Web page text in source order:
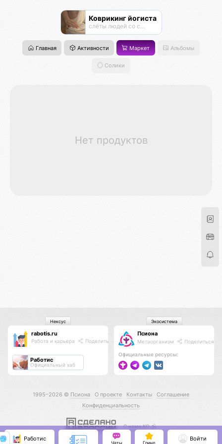
Коврикинг йогиста
слёты людей со своими ковриками в парках . Сатва садхана
Главная Активности Маркет Альбомы
Солики
Нет продуктов
rabotis.ru
Работа и карьера Поделиться
Работис
Официальный хаб
Нексус
Псиона
Метаорганизм Поделиться
Официальные ресурсы:
Экосистема
1995–2026 © Псиона О проекте Контакты
Соглашение
Конфиденциальность
С нами КО 🕉️
Работис
Чаты Гринд
Войти